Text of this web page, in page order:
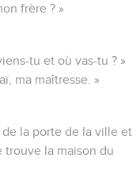
frère ? »
tu et où vas-tu ? »
ma maîtresse. »
de la porte de la ville et
trouve la maison du